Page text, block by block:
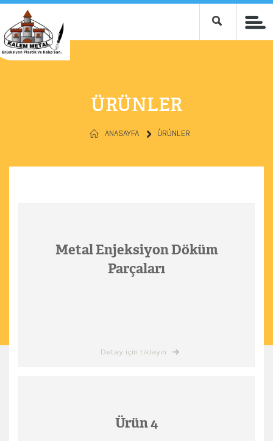
ÜRÜNLER
ANASAYFA ÜRÜNLER
Metal Enjeksiyon Döküm
Parçaları
Detay için tıklayın
Ürün 4